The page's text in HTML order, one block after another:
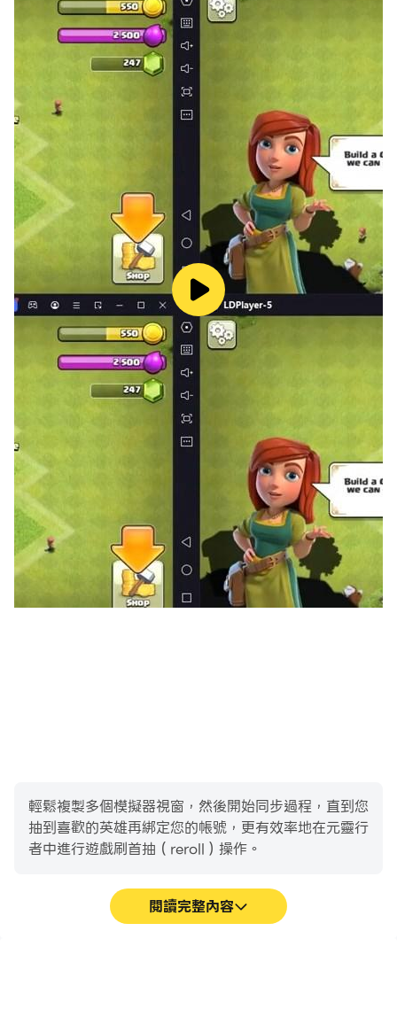
輕鬆複製多個模擬器視窗，然後開始同步過程，直到您
抽到喜歡的英雄再綁定您的帳號，更有效率地在元靈行
者中進行遊戲刷首抽（reroll）操作。
閱讀完整內容